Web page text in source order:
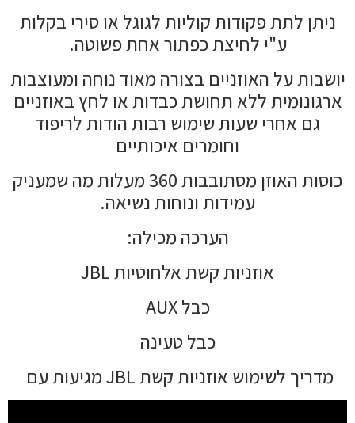
ניתן לתת פקודות קוליות לגוגל או סירי בקלות
ע"י לחיצת כפתור אחת פשוטה.
יושבות על האוזניים בצורה מאוד נוחה ומעוצבות
ארגונומית ללא תחושת כבדות או לחץ באוזניים
גם אחרי שעות שימוש רבות הודות לריפוד
וחומרים איכותיים
כוסות האוזן מסתובבות 360 מעלות מה שמעניק
עמידות ונוחות נשיאה.
הערכה מכילה:
אוזניות קשת אלחוטיות JBL
כבל AUX
כבל טעינה
מדריך לשימוש אוזניות קשת JBL מגיעות עם